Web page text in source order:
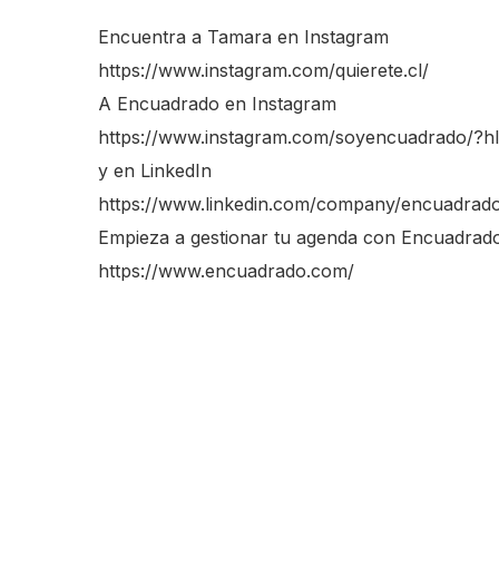
Encuentra a Tamara en Instagram
https://www.instagram.com/quierete.cl/
A Encuadrado en Instagram
https://www.instagram.com/soyencuadrado/
y en LinkedIn
https://www.linkedin.com/company/
Empieza a gestionar tu agenda con
https://www.encuadrado.com/